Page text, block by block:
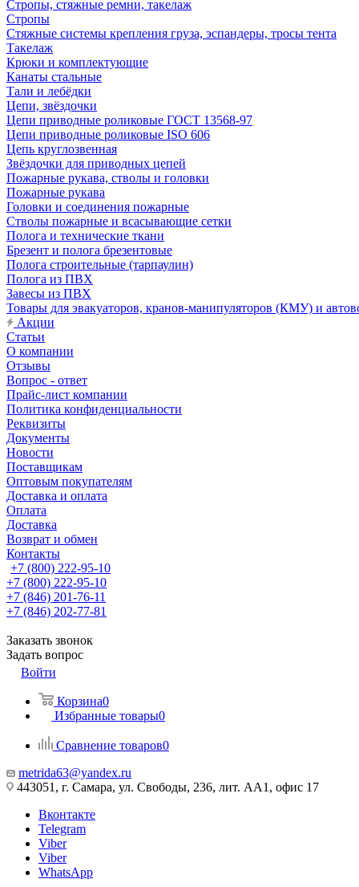
Стропы, стяжные ремни, такелаж
Стропы
Стяжные системы крепления груза, эспандеры, тросы тента
Такелаж
Крюки и комплектующие
Канаты стальные
Тали и лебёдки
Цепи, звёздочки
Цепи приводные роликовые ГОСТ 13568-97
Цепи приводные роликовые ISO 606
Цепь круглозвенная
Звёздочки для приводных цепей
Пожарные рукава, стволы и головки
Пожарные рукава
Головки и соединения пожарные
Стволы пожарные и всасывающие сетки
Полога и технические ткани
Брезент и полога брезентовые
Полога строительные (тарпаулин)
Полога из ПВХ
Завесы из ПВХ
Товары для эвакуаторов, кранов-манипуляторов (КМУ) и
Акции
Статьи
О компании
Отзывы
Вопрос - ответ
Прайс-лист компании
Политика конфиденциальности
Реквизиты
Документы
Новости
Поставщикам
Оптовым покупателям
Доставка и оплата
Оплата
Доставка
Возврат и обмен
Контакты
+7 (800) 222-95-10
+7 (800) 222-95-10
+7 (846) 201-76-11
+7 (846) 202-77-81
Заказать звонок
Задать вопрос
Войти
Корзина0
Избранные товары0
Сравнение товаров0
metrida63@yandex.ru
443051, г. Самара, ул. Свободы, 236, лит. АА1, офис 17
Вконтакте
Telegram
Viber
Viber
WhatsApp